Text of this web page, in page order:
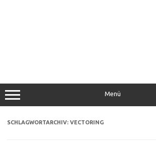
Menü
SCHLAGWORTARCHIV: VECTORING